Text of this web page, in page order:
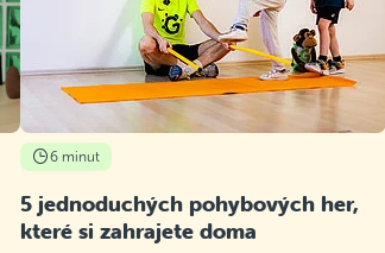
6 minut
5 jednoduchých pohybových her,
které si zahrajete doma